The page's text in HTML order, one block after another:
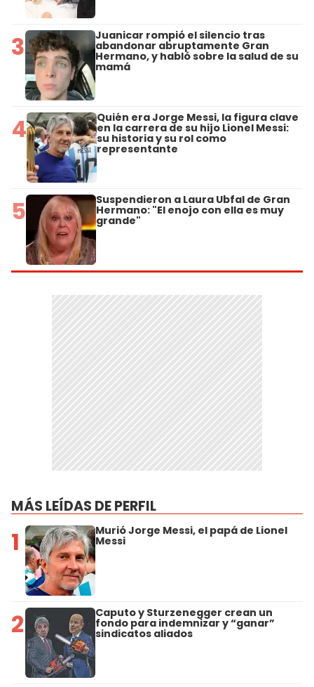
3 Juanicar rompió el silencio tras
abandonar abruptamente Gran
Hermano, y habló sobre la salud de su
mamá
4 Quién era Jorge Messi, la figura clave
en la carrera de su hijo Lionel Messi:
su historia y su rol como
representante
5 Suspendieron a Laura Ubfal de Gran
Hermano: "El enojo con ella es muy
grande"
MÁS LEÍDAS DE PERFIL
1 Murió Jorge Messi, el papá de Lionel
Messi
2 Caputo y Sturzenegger crean un
fondo para indemnizar y “ganar”
sindicatos aliados